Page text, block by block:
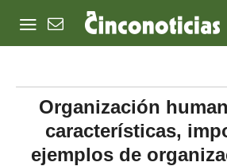
Organización
características,
ejemplos de